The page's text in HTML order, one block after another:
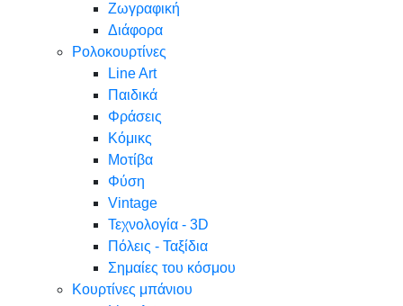
Ζωγραφική
Διάφορα
Ρολοκουρτίνες
Line Art
Παιδικά
Φράσεις
Κόμικς
Μοτίβα
Φύση
Vintage
Τεχνολογία - 3D
Πόλεις - Ταξίδια
Σημαίες του κόσμου
Κουρτίνες μπάνιου